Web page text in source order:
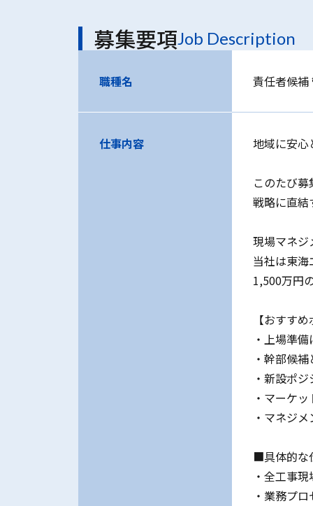
募集要項Job Description
職種名 責任者候補
仕事内容 地域に安心
このたび
戦略に直結
現場マネジ
当社は東
1,500万円
【おすす
・上場準
・幹部候
・新設ポ
・マーケ
・マネジ
■具体的な
・全工事
・業務プ